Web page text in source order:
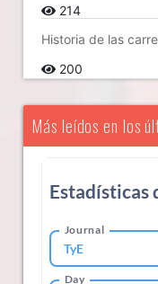
214
Historia de las
200
Más leídos en los